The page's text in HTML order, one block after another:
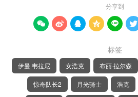
分享到
     
标签
伊曼·韦拉尼 女浩克 布丽·拉尔森
惊奇队长2 月光骑士 浩克